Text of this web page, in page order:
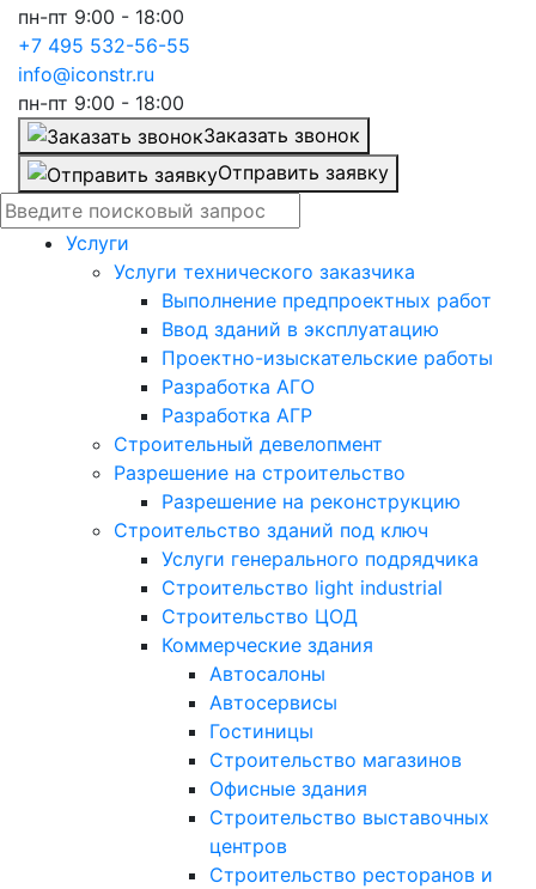
пн-пт 9:00 - 18:00
+7 495 532-56-55
info@iconstr.ru
пн-пт 9:00 - 18:00
Заказать звонок
Отправить заявку
Услуги
Услуги технического заказчика
Выполнение предпроектных работ
Ввод зданий в эксплуатацию
Проектно-изыскательские работы
Разработка АГО
Разработка АГР
Строительный девелопмент
Разрешение на строительство
Разрешение на реконструкцию
Строительство зданий под ключ
Услуги генерального подрядчика
Строительство light industrial
Строительство ЦОД
Коммерческие здания
Автосалоны
Автосервисы
Гостиницы
Строительство магазинов
Офисные здания
Строительство выставочных
центров
Строительство ресторанов и